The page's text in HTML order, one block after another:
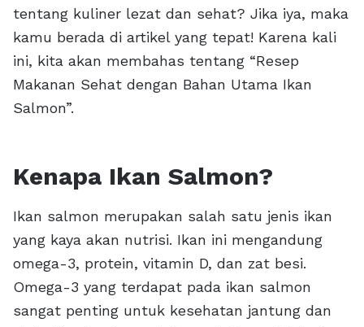
tentang kuliner lezat dan sehat? Jika iya, maka
kamu berada di artikel yang tepat! Karena kali
ini, kita akan membahas tentang “Resep
Makanan Sehat dengan Bahan Utama Ikan
Salmon”.
Kenapa Ikan Salmon?
Ikan salmon merupakan salah satu jenis ikan
yang kaya akan nutrisi. Ikan ini mengandung
omega-3, protein, vitamin D, dan zat besi.
Omega-3 yang terdapat pada ikan salmon
sangat penting untuk kesehatan jantung dan